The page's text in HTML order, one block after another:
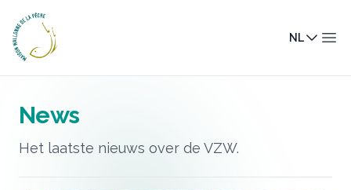
Maison Wallonne de la Pêche
NL
News
Het laatste nieuws over de VZW.